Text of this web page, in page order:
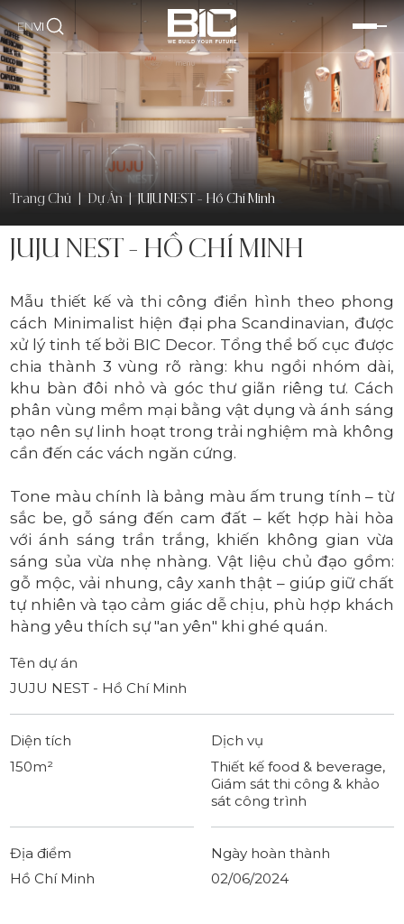
ENVI
JUJU NEST - HỒ CHÍ MINH
Trang Chủ Dự Án JUJU NEST – Hồ Chí Minh
Mẫu thiết kế và thi công điển hình theo phong
cách Minimalist hiện đại pha Scandinavian, được
xử lý tinh tế bởi BIC Decor. Tổng thể bố cục được
chia thành 3 vùng rõ ràng: khu ngồi nhóm dài,
khu bàn đôi nhỏ và góc thư giãn riêng tư. Cách
phân vùng mềm mại bằng vật dụng và ánh sáng
tạo nên sự linh hoạt trong trải nghiệm mà không
cần đến các vách ngăn cứng.
Tone màu chính là bảng màu ấm trung tính – từ
sắc be, gỗ sáng đến cam đất – kết hợp hài hòa
với ánh sáng trần trắng, khiến không gian vừa
sáng sủa vừa nhẹ nhàng. Vật liệu chủ đạo gồm:
gỗ mộc, vải nhung, cây xanh thật – giúp giữ chất
tự nhiên và tạo cảm giác dễ chịu, phù hợp khách
hàng yêu thích sự "an yên" khi ghé quán.
Tên dự án
JUJU NEST - Hồ Chí Minh
Diện tích
150m²
Dịch vụ
Thiết kế food & beverage,
Giám sát thi công & khảo
sát công trình
Địa điểm
Hồ Chí Minh
Ngày hoàn thành
02/06/2024